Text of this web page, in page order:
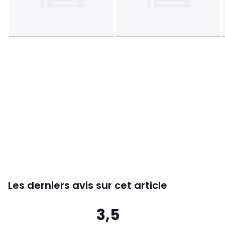
Les derniers avis sur cet article
3,5